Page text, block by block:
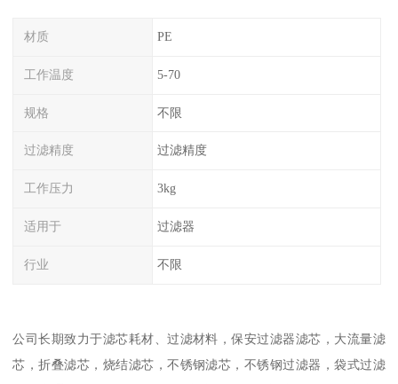
材质 PE
工作温度 5-70
规格 不限
过滤精度 过滤精度
工作压力 3kg
适用于 过滤器
行业 不限
公司长期致力于滤芯耗材、过滤材料，保安过滤器滤芯，大流量滤
芯，折叠滤芯，烧结滤芯，不锈钢滤芯，不锈钢过滤器，袋式过滤